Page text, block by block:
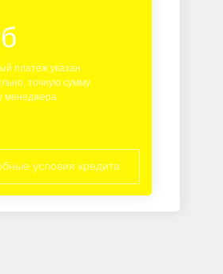
условия кредита
платеж указан
точную сумму
менеджера